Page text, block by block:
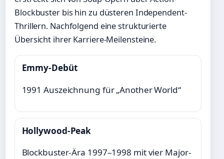
Blockbuster bis hin zu düsteren Independent-
Thrillern. Nachfolgend eine strukturierte
Übersicht ihrer Karriere-Meilensteine.
Emmy-Debüt
1991 Auszeichnung für „Another World“
Hollywood-Peak
Blockbuster-Ära 1997–1998 mit vier Major-